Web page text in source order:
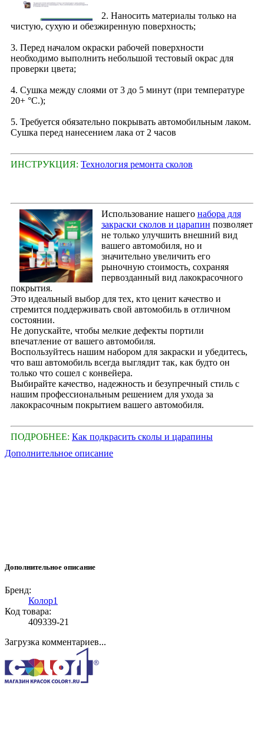
2. Наносить материалы только на
чистую, сухую и обезжиренную поверхность;
3. Перед началом окраски рабочей поверхности
необходимо выполнить небольшой тестовый окрас для
проверки цвета;
4. Сушка между слоями от 3 до 5 минут (при температуре
20+ °С.);
5. Требуется обязательно покрывать автомобильным лаком.
Сушка перед нанесением лака от 2 часов
ИНСТРУКЦИЯ: Технология ремонта сколов
Использование нашего набора для
закраски сколов и царапин позволяет
не только улучшить внешний вид
вашего автомобиля, но и
значительно увеличить его
рыночную стоимость, сохраняя
первозданный вид лакокрасочного
покрытия.
Это идеальный выбор для тех, кто ценит качество и
стремится поддерживать свой автомобиль в отличном
состоянии.
Не допускайте, чтобы мелкие дефекты портили
впечатление от вашего автомобиля.
Воспользуйтесь нашим набором для закраски и убедитесь,
что ваш автомобиль всегда выглядит так, как будто он
только что сошел с конвейера.
Выбирайте качество, надежность и безупречный стиль с
нашим профессиональным решением для ухода за
лакокрасочным покрытием вашего автомобиля.
ПОДРОБНЕЕ: Как подкрасить сколы и царапины
Дополнительное описание
Дополнительное описание
Бренд:
Колор1
Код товара:
409339-21
Загрузка комментариев...